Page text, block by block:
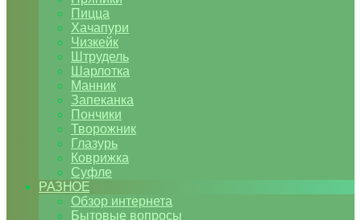
Пицца
Хачапури
Чизкейк
Штрудель
Шарлотка
Манник
Запеканка
Пончики
Творожник
Глазурь
Коврижка
Суфле
РАЗНОЕ
Обзор интернета
Бытовые вопросы